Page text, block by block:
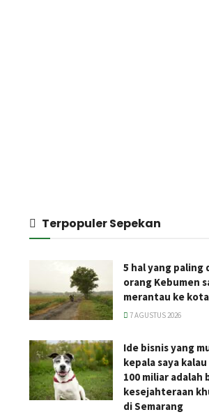
Terpopuler Sepekan
5 hal yang paling
orang Kebumen
merantau ke kota
7 AGUSTUS 2026
Ide bisnis yang
kepala saya
100 miliar adalah
kesejahteraan
di Semarang